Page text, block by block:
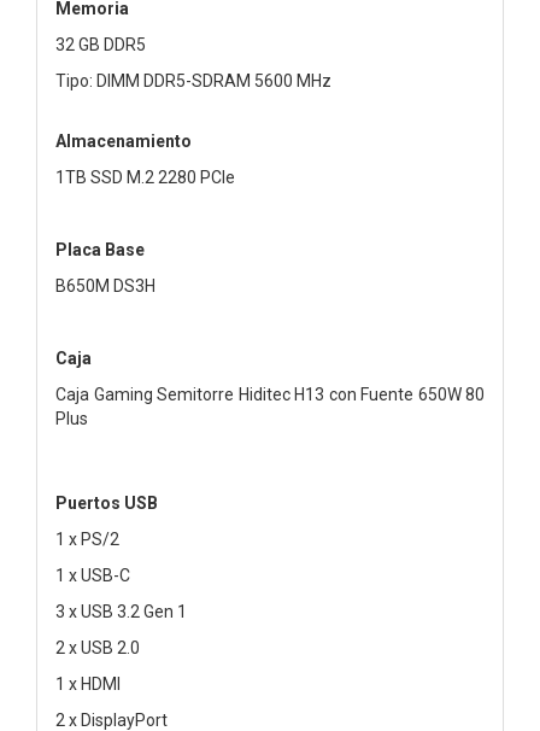
Memoria
32 GB DDR5
Tipo: DIMM DDR5-SDRAM 5600 MHz
Almacenamiento
1TB SSD M.2 2280 PCIe
Placa Base
B650M DS3H
Caja
Caja Gaming Semitorre Hiditec H13 con Fuente 650W 80
Plus
Puertos USB
1 x PS/2
1 x USB-C
3 x USB 3.2 Gen 1
2 x USB 2.0
1 x HDMI
2 x DisplayPort